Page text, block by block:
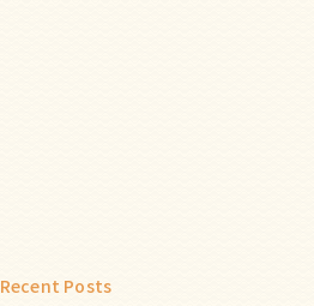
Recent Posts